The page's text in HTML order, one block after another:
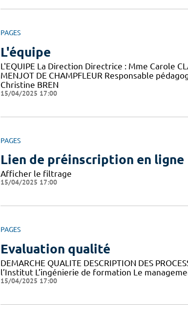
PAGES
L'équipe
L'EQUIPE La Direction Directrice : Mme Carole
MENJOT DE CHAMPFLEUR Responsable
Christine BREN
15/04/2025 17:00
PAGES
Lien de préinscription en ligne
Afficher le filtrage
15/04/2025 17:00
PAGES
Evaluation qualité
DEMARCHE QUALITE DESCRIPTION DES
l’Institut L’ingénierie de formation Le
15/04/2025 17:00